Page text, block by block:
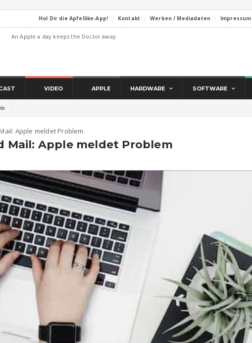
Hol Dir die Apfellike-App! Kontakt Werben / Mediadaten Impressum
An Apple a day keeps the Doctor away
VIDEO APPLE HARDWARE SOFTWARE
Apple meldet Problem
Mail: Apple meldet Problem